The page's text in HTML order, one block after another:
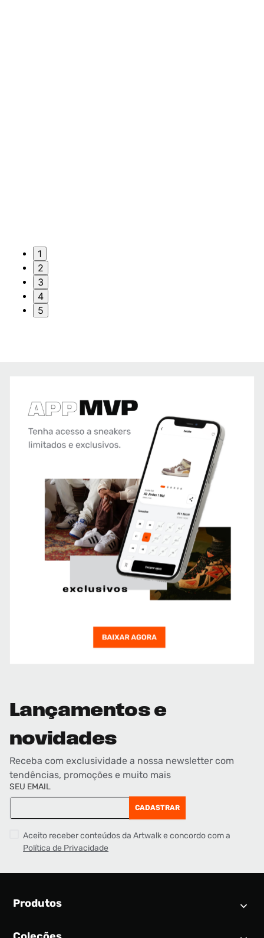
1
2
3
4
5
Lançamentos e
novidades
Receba com exclusividade a nossa newsletter com
tendências, promoções e muito mais
SEU EMAIL
CADASTRAR
Aceito receber conteúdos da Artwalk e concordo com a
Política de Privacidade
Produtos